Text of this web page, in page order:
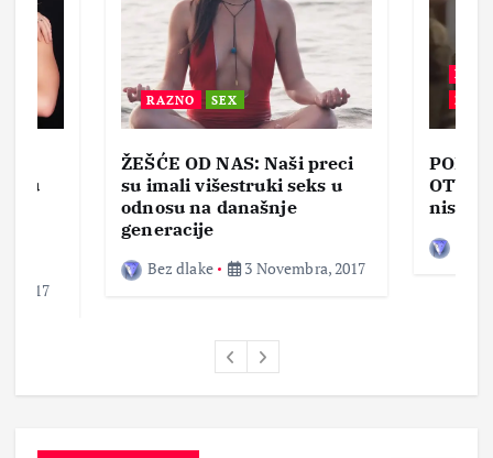
u
2017
RAZNO SEX
ŽEŠĆE OD NAS: Naši preci
su imali višestruki seks u
odnosu na današnje
generacije
Bez dlake 3 Novembra, 2017
BEZ
nisam